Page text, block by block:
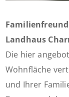
Landhaus
Die hier
Wohnfläche
und Ihrer